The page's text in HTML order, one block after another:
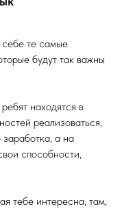
те самые
будут так важны
находятся в
реализоваться,
а на
способности,
тебе интересна, там,